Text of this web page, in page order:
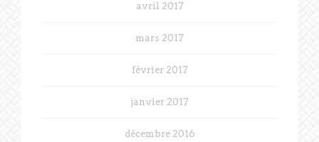
avril 2017
mars 2017
février 2017
janvier 2017
décembre 2016